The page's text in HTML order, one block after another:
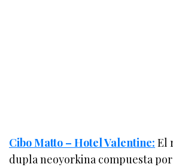
Cibo Matto – Hotel Valentine: El
dupla neoyorkina compuesta por